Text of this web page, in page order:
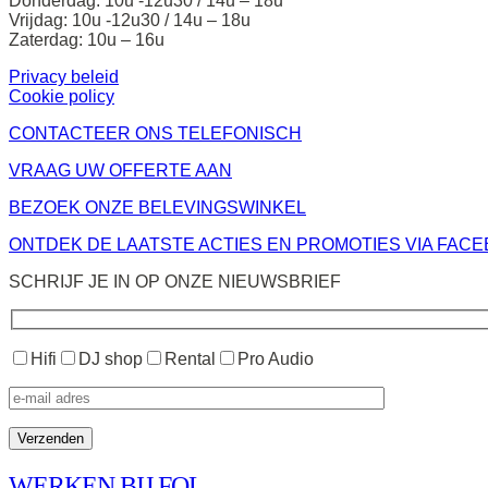
Vrijdag: 10u -12u30 / 14u – 18u
Zaterdag: 10u – 16u
Privacy beleid
Cookie policy
CONTACTEER ONS TELEFONISCH
VRAAG UW OFFERTE AAN
BEZOEK ONZE BELEVINGSWINKEL
ONTDEK DE LAATSTE ACTIES EN PROMOTIES VIA
SCHRIJF JE IN OP ONZE NIEUWSBRIEF
Hifi DJ shop Rental Pro Audio